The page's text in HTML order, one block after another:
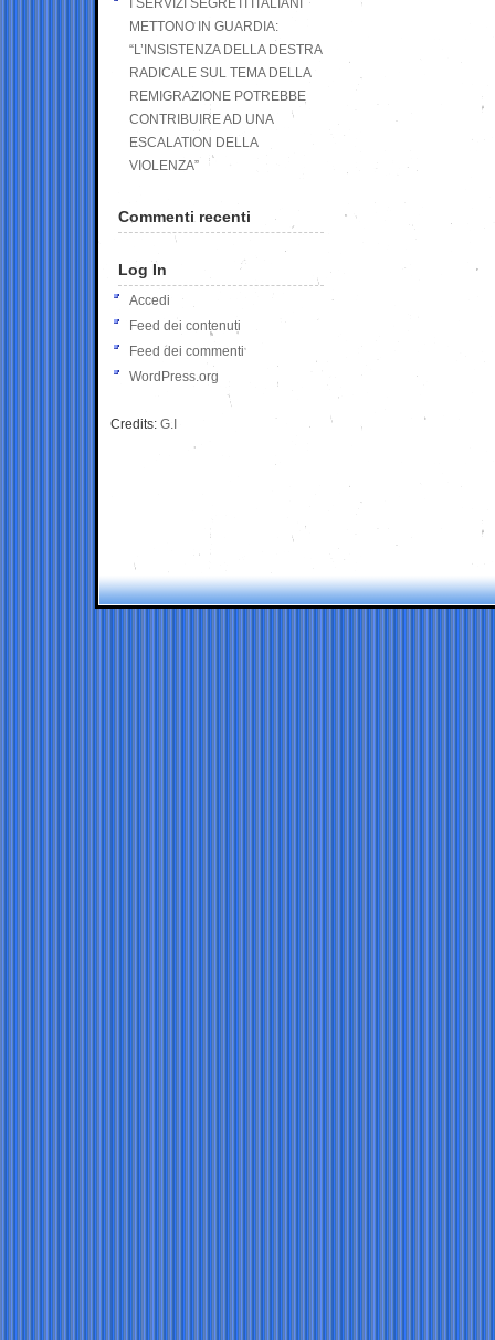
I SERVIZI SEGRETI ITALIANI
METTONO IN GUARDIA:
“L’INSISTENZA DELLA DESTRA
RADICALE SUL TEMA DELLA
REMIGRAZIONE POTREBBE
CONTRIBUIRE AD UNA
ESCALATION DELLA
VIOLENZA”
Commenti recenti
Log In
Accedi
Feed dei contenuti
Feed dei commenti
WordPress.org
Credits: G.I